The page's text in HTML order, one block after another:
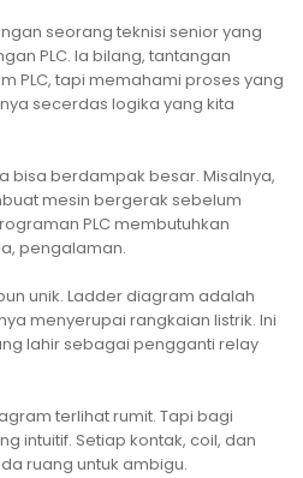
seorang teknisi senior yang
PLC. Ia bilang, tantangan
PLC, tapi memahami proses yang
secerdas logika yang kita
bisa berdampak besar. Misalnya,
mesin bergerak sebelum
PLC membutuhkan
pengalaman.
unik. Ladder diagram adalah
menyerupai rangkaian listrik. Ini
lahir sebagai pengganti relay
terlihat rumit. Tapi bagi
intuitif. Setiap kontak, coil, dan
ruang untuk ambigu.